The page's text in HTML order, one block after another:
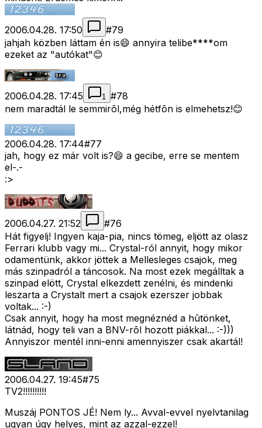
2006.04.28. 17:50 #79
jahjah közben láttam én is😄 annyira telibe****om
ezeket az "autókat"😊
2006.04.28. 17:45 1 #78
nem maradtál le semmirõl,még hétfõn is elmehetsz!😊
2006.04.28. 17:44#77
jah, hogy ez már volt is?😄 a gecibe, erre se mentem
el-.-
:>
2006.04.27. 21:52 #76
Hát figyelj! Ingyen kaja-pia, nincs tömeg, eljött az olasz
Ferrari klubb vagy mi... Crystal-ról annyit, hogy mikor
odamentünk, akkor jöttek a Mellesleges csajok, meg
más szinpadról a táncosok. Na most ezek megálltak a
szinpad elött, Crystal elkezdett zenélni, és mindenki
leszarta a Crystalt mert a csajok ezerszer jobbak
voltak... :-)
Csak annyit, hogy ha most megnéznéd a hûtönket,
látnád, hogy teli van a BNV-rõl hozott piákkal... :-)))
Annyiszor mentél inni-enni amennyiszer csak akartál!
2006.04.27. 19:45#75
TV2!!!!!!!!!!
Muszáj PONTOS JÉ! Nem ly... Avval-evvel nyelvtanilag
ugyan úgy helyes, mint az azzal-ezzel!